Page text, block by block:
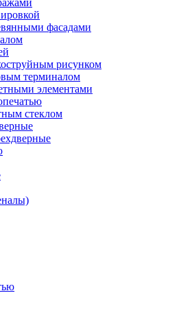
фасадами
рисунком
терминалом
элементами
стеклом